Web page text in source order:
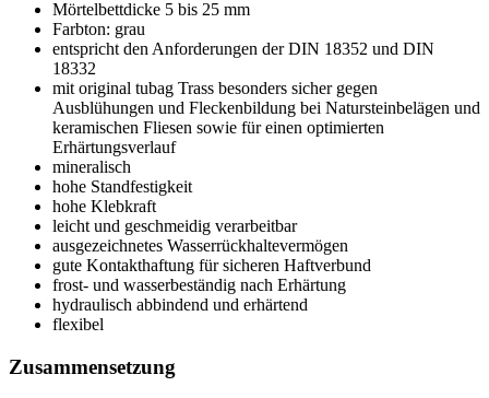
Mörtelbettdicke 5 bis 25 mm
Farbton: grau
entspricht den Anforderungen der DIN 18352 und DIN
18332
mit original tubag Trass besonders sicher gegen
Ausblühungen und Fleckenbildung bei Natursteinbelägen und
keramischen Fliesen sowie für einen optimierten
Erhärtungsverlauf
mineralisch
hohe Standfestigkeit
hohe Klebkraft
leicht und geschmeidig verarbeitbar
ausgezeichnetes Wasserrückhaltevermögen
gute Kontakthaftung für sicheren Haftverbund
frost- und wasserbeständig nach Erhärtung
hydraulisch abbindend und erhärtend
flexibel
Zusammensetzung